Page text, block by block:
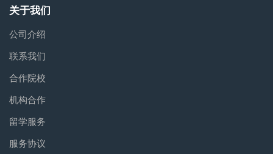
关于我们
公司介绍
联系我们
合作院校
机构合作
留学服务
服务协议